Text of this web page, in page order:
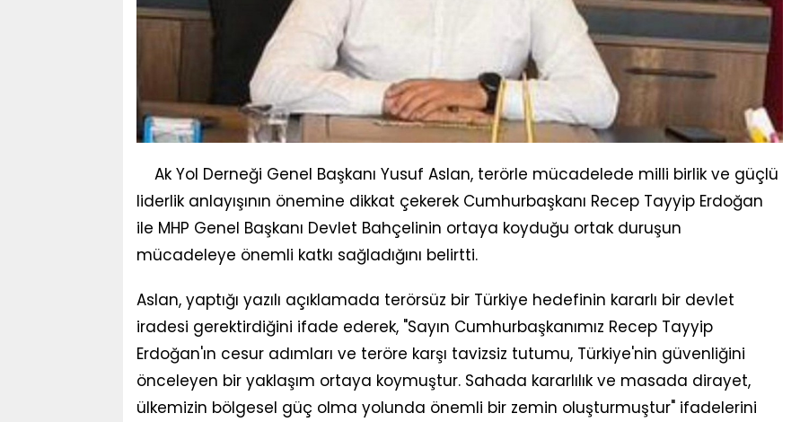
Ak Yol Derneği Genel Başkanı Yusuf Aslan, terörle mücadelede milli birlik ve güçlü
liderlik anlayışının önemine dikkat çekerek Cumhurbaşkanı Recep Tayyip Erdoğan
ile MHP Genel Başkanı Devlet Bahçelinin ortaya koyduğu ortak duruşun
mücadeleye önemli katkı sağladığını belirtti.
Aslan, yaptığı yazılı açıklamada terörsüz bir Türkiye hedefinin kararlı bir devlet
iradesi gerektirdiğini ifade ederek, "Sayın Cumhurbaşkanımız Recep Tayyip
Erdoğan'ın cesur adımları ve teröre karşı tavizsiz tutumu, Türkiye'nin güvenliğini
önceleyen bir yaklaşım ortaya koymuştur. Sahada kararlılık ve masada dirayet,
ülkemizin bölgesel güç olma yolunda önemli bir zemin oluşturmuştur" ifadelerini